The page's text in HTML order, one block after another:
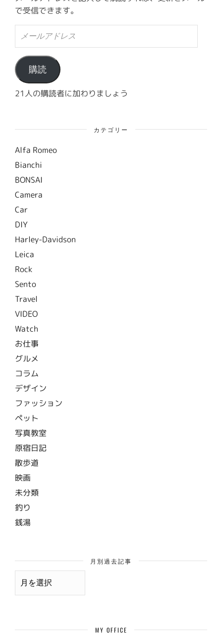
で受信できます。
ル
ア
ド
レ
ス
購読
21人の購読者に加わりましょう
カテゴリー
Alfa Romeo
Bianchi
BONSAI
Camera
Car
DIY
Harley-Davidson
Leica
Rock
Sento
Travel
VIDEO
Watch
お仕事
グルメ
コラム
デザイン
ファッション
ペット
写真教室
原宿日記
散歩道
映画
未分類
釣り
銭湯
月別過去記事
月
MY OFFICE